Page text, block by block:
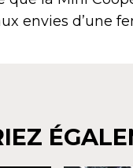
envies d’une